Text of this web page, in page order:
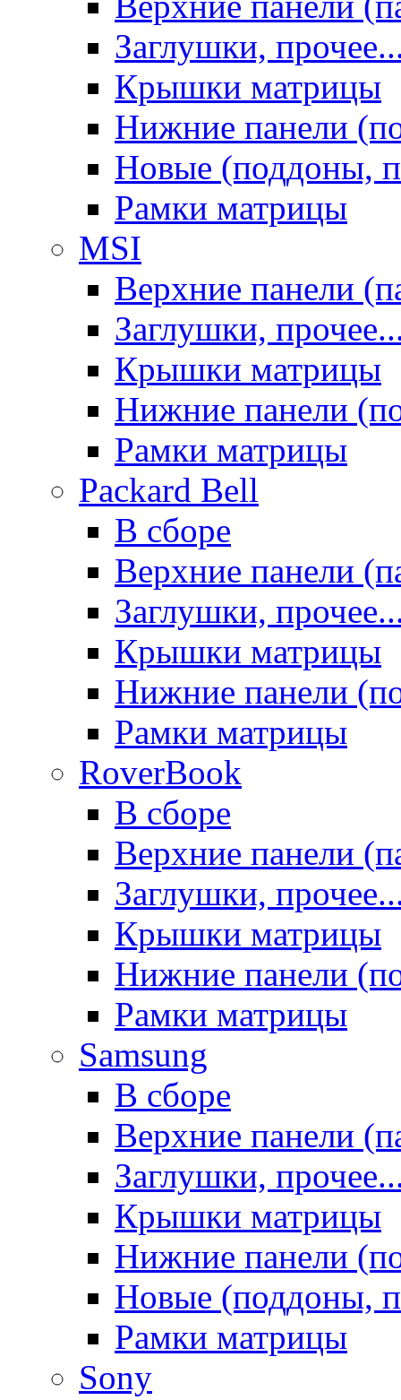
Заглушки,
Крышки матрицы
Нижние панели
Новые (поддоны,
Рамки матрицы
MSI
Верхние панели
Заглушки,
Крышки матрицы
Нижние панели
Рамки матрицы
Packard Bell
В сборе
Верхние панели
Заглушки,
Крышки матрицы
Нижние панели
Рамки матрицы
RoverBook
В сборе
Верхние панели
Заглушки,
Крышки матрицы
Нижние панели
Рамки матрицы
Samsung
В сборе
Верхние панели
Заглушки,
Крышки матрицы
Нижние панели
Новые (поддоны,
Рамки матрицы
Sony